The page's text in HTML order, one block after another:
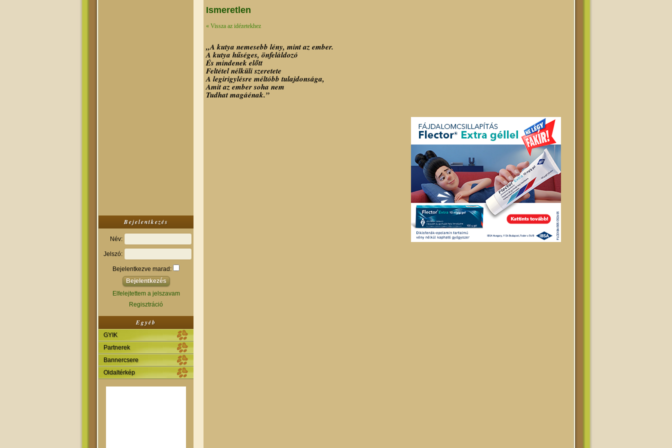
Bejelentkezés
Név:
Jelszó:
Bejelentkezve marad:
Elfelejtettem a jelszavam
Regisztráció
Egyéb
GYIK
Partnerek
Bannercsere
Oldaltérkép
Ismeretlen
« Vissza az idézetekhez
„A kutya nemesebb lény, mint az ember.
A kutya hűséges, önfeláldozó
És mindenek előtt
Feltétel nélküli szeretete
A legirigylésre méltóbb tulajdonsága,
Amit az ember soha nem
Tudhat magáénak.”